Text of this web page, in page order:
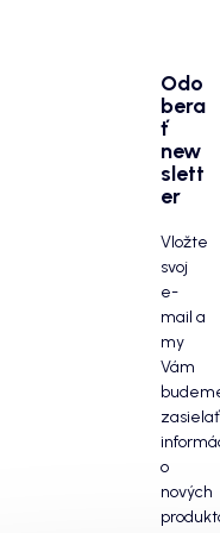
Odo
bera
ť
new
slett
er
Vložte
svoj
e-
mail a
my
Vám
zasielať
o
nových